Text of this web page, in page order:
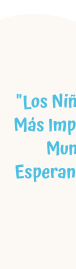
"Los
Más